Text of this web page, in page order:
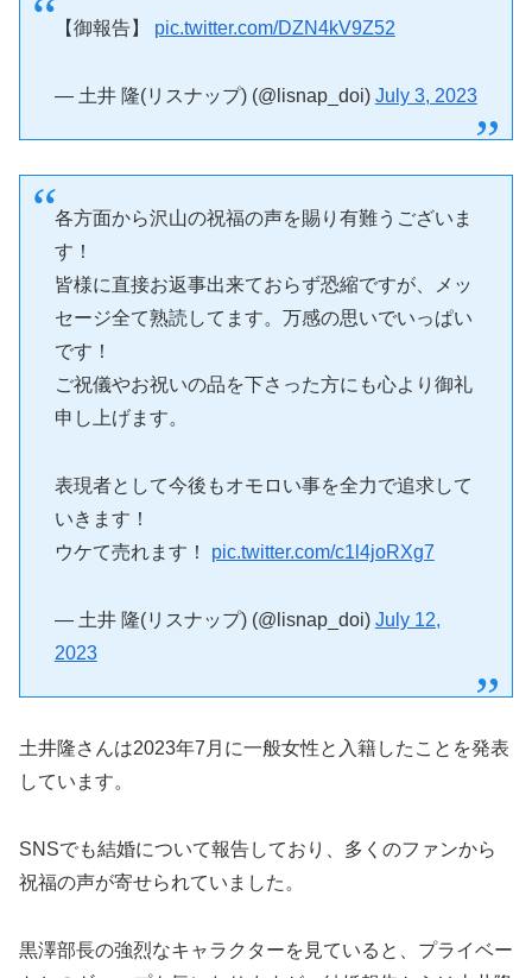
【御報告】 pic.twitter.com/DZN4kV9Z52
— 土井 隆(リスナップ) (@lisnap_doi) July 3, 2023
各方面から沢山の祝福の声を賜り有難うございま
す！
皆様に直接お返事出来ておらず恐縮ですが、メッ
セージ全て熟読してます。万感の思いでいっぱい
です！
ご祝儀やお祝いの品を下さった方にも心より御礼
申し上げます。
表現者として今後もオモロい事を全力で追求して
いきます！
ウケて売れます！ pic.twitter.com/c1l4joRXg7
— 土井 隆(リスナップ) (@lisnap_doi) July 12,
2023
土井隆さんは2023年7月に一般女性と入籍したことを発表
しています。
SNSでも結婚について報告しており、多くのファンから
祝福の声が寄せられていました。
黒澤部長の強烈なキャラクターを見ていると、プライベー